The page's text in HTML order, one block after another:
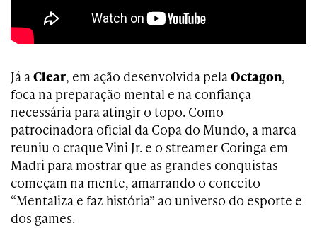
Já aClear, em ação desenvolvida pelaOctagon,
foca na preparação mental e na confiança
necessária para atingir o topo. Como
patrocinadora oficial da Copa do Mundo, a marca
reuniu o craque Vini Jr. e o streamer Coringa em
Madri para mostrar que as grandes conquistas
começam na mente, amarrando o conceito
“Mentaliza e faz história” ao universo do esporte e
dos games.